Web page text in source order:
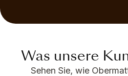
Was unsere
Sehen Sie, wie